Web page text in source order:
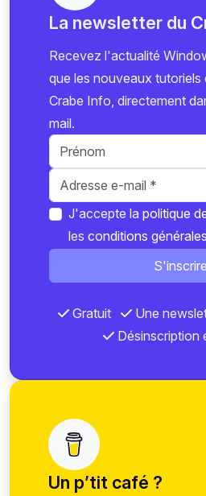
La newsletter du
Recevez l'actualité
que les nouveaux tutoriels
Crabe Info, directement
mail.
J'accepte la politique
les conditions
S'inscrire
Gratuit
Une
Désinscription
Un p’tit café ?